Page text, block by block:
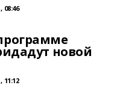
08:46
новой
11:12